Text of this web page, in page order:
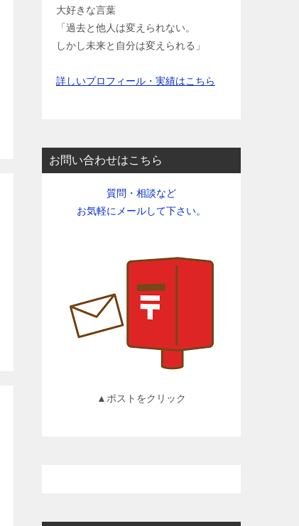
大好きな言葉
「過去と他人は変えられない。
しかし未来と自分は変えられる」
詳しいプロフィール・実績はこちら
お問い合わせはこちら
質問・相談など
お気軽にメールして下さい。
▲ポストをクリック